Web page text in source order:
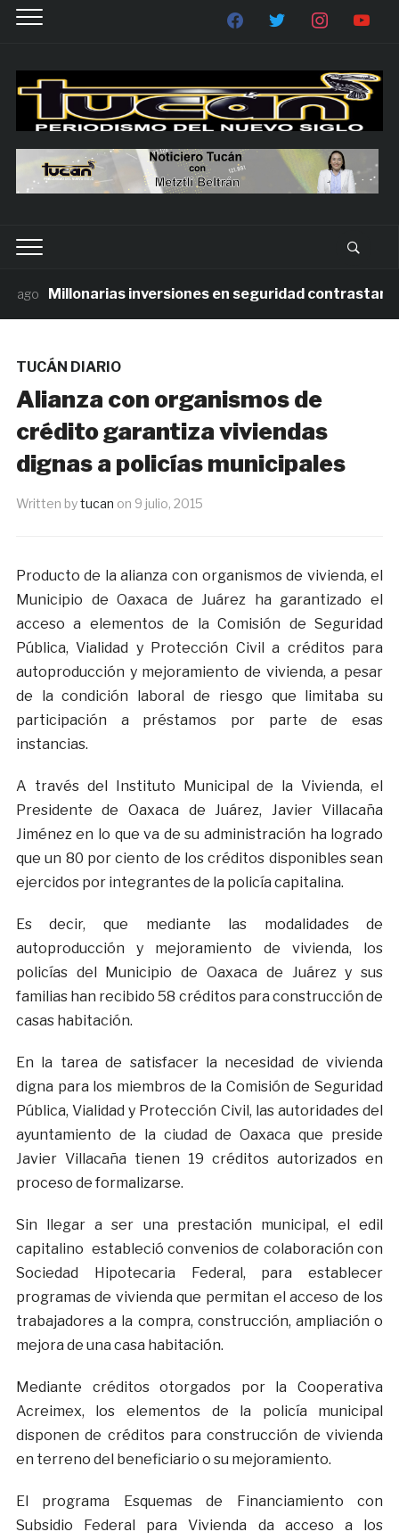
Millonarias inversiones en seguridad contrastan con
TUCÁN DIARIO
Alianza con organismos de
crédito garantiza viviendas
dignas a policías municipales
Written bytucan on 9 julio, 2015
Producto de la alianza con organismos de vivienda, el
Municipio de Oaxaca de Juárez ha garantizado el
acceso a elementos de la Comisión de Seguridad
Pública, Vialidad y Protección Civil a créditos para
autoproducción y mejoramiento de vivienda, a pesar
de la condición laboral de riesgo que limitaba su
participación a préstamos por parte de esas
instancias.
A través del Instituto Municipal de la Vivienda, el
Presidente de Oaxaca de Juárez, Javier Villacaña
Jiménez en lo que va de su administración ha logrado
que un 80 por ciento de los créditos disponibles sean
ejercidos por integrantes de la policía capitalina.
Es decir, que mediante las modalidades de
autoproducción y mejoramiento de vivienda, los
policías del Municipio de Oaxaca de Juárez y sus
familias han recibido 58 créditos para construcción de
casas habitación.
En la tarea de satisfacer la necesidad de vivienda
digna para los miembros de la Comisión de Seguridad
Pública, Vialidad y Protección Civil, las autoridades del
ayuntamiento de la ciudad de Oaxaca que preside
Javier Villacaña tienen 19 créditos autorizados en
proceso de formalizarse.
Sin llegar a ser una prestación municipal, el edil
capitalino estableció convenios de colaboración con
Sociedad Hipotecaria Federal, para establecer
programas de vivienda que permitan el acceso de los
trabajadores a la compra, construcción, ampliación o
mejora de una casa habitación.
Mediante créditos otorgados por la Cooperativa
Acreimex, los elementos de la policía municipal
disponen de créditos para construcción de vivienda
en terreno del beneficiario o su mejoramiento.
El programa Esquemas de Financiamiento con
Subsidio Federal para Vivienda da acceso a los